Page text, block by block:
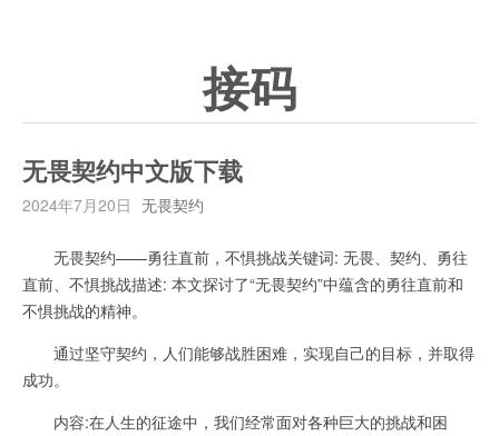
接码
无畏契约中文版下载
2024年7月20日 无畏契约
无畏契约——勇往直前，不惧挑战关键词: 无畏、契约、勇往
直前、不惧挑战描述: 本文探讨了“无畏契约”中蕴含的勇往直前和
不惧挑战的精神。
通过坚守契约，人们能够战胜困难，实现自己的目标，并取得
成功。
内容:在人生的征途中，我们经常面对各种巨大的挑战和困